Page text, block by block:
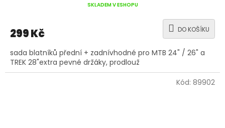
SKLADEM V ESHOPU
299 Kč DO KOŠÍKU
sada blatníků přední + zadnívhodné pro MTB 24" / 26" a
TREK 28"extra pevné držáky, prodlouž
Kód: 89902